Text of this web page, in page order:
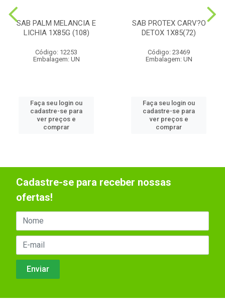
SAB PALM MELANCIA E
LICHIA 1X85G (108)
Código: 12253
Embalagem: UN
Faça seu login ou
cadastre-se para
ver preços e
comprar
SAB PROTEX CARV?O
DETOX 1X85(72)
Código: 23469
Embalagem: UN
Faça seu login ou
cadastre-se para
ver preços e
comprar
Cadastre-se para receber nossas
ofertas!